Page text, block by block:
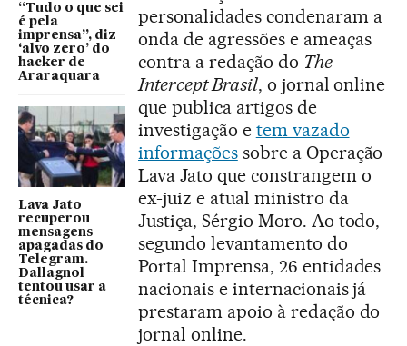
“Tudo o que sei
é pela
imprensa”, diz
‘alvo zero’ do
hacker de
Araraquara
Lava Jato
recuperou
mensagens
apagadas do
Telegram.
Dallagnol
tentou usar a
técnica?
personalidades condenaram a
onda de agressões e ameaças
contra a redação do The
Intercept Brasil, o jornal online
que publica artigos de
investigação e tem vazado
informaçõessobre a Operação
Lava Jato que constrangem o
ex-juiz e atual ministro da
Justiça, Sérgio Moro. Ao todo,
segundo levantamento do
Portal Imprensa, 26 entidades
nacionais e internacionais já
prestaram apoio à redação do
jornal online.